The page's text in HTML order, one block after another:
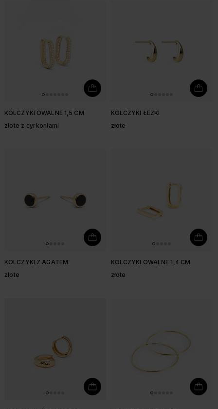
KOLCZYKI OWALNE 1,5 CM
złote z cyrkoniami
KOLCZYKI ŁEZKI
złote
KOLCZYKI Z AGATEM
złote
KOLCZYKI OWALNE 1,4 CM
złote